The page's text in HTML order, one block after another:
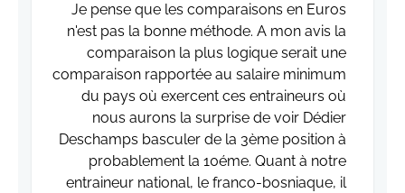
Je pense que les comparaisons en Euros
n'est pas la bonne méthode. A mon avis la
comparaison la plus logique serait une
comparaison rapportée au salaire minimum
du pays où exercent ces entraineurs où
nous aurons la surprise de voir Dédier
Deschamps basculer de la 3ème position à
probablement la 10éme. Quant à notre
entraineur national, le franco-bosniaque, il